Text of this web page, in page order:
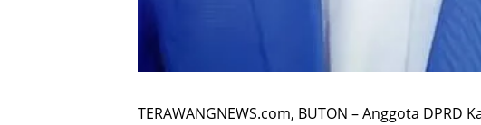
TERAWANGNEWS.com, BUTON – Anggota DPRD